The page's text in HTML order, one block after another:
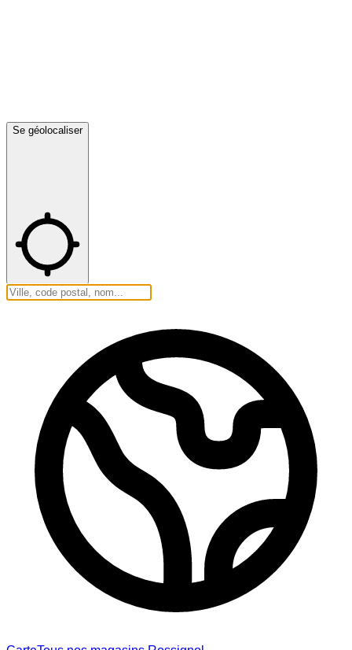
Se géolocaliser